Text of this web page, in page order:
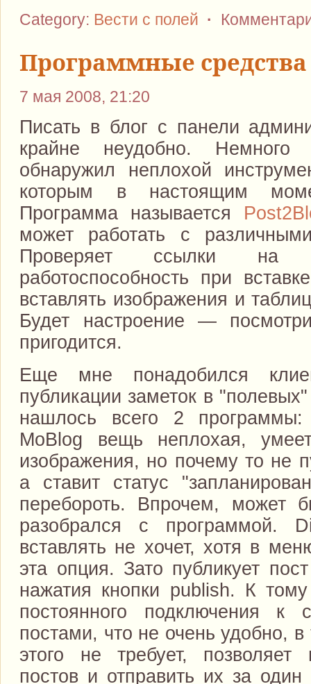
Category: Вести с полей ·
Программные средства
7 мая 2008, 21:20
Писать в блог с панели
крайне неудобно.
обнаружил неплохой
которым в настоящим
Программа называется
может работать с
Проверяет ссылки на
работоспособность при
вставлять изображения и
Будет настроение —
пригодится.
Еще мне понадобился
публикации заметок в
нашлось всего 2
MoBlog вещь неплохая,
изображения, но почему то не
а ставит статус
перебороть. Впрочем, может
разобрался с программой.
вставлять не хочет, хотя в
эта опция. Зато публикует
нажатия кнопки publish. К
постоянного подключения
постами, что не очень удобно,
этого не требует, позволяет
постов и отправить их за